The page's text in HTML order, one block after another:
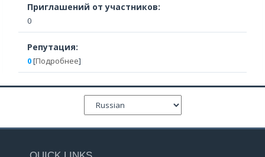
Приглашений от участников:
0
Репутация:
0[Подробнее]